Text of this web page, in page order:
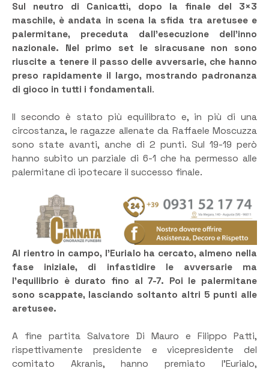
Sul neutro di Canicattì, dopo la finale del 3×3
maschile, è andata in scena la sfida tra aretusee e
palermitane, preceduta dall’esecuzione dell’inno
nazionale. Nel primo set le siracusane non sono
riuscite a tenere il passo delle avversarie, che hanno
preso rapidamente il largo, mostrando padronanza
di gioco in tutti i fondamentali.
Il secondo è stato più equilibrato e, in più di una
circostanza, le ragazze allenate da Raffaele Moscuzza
sono state avanti, anche di 2 punti. Sul 19-19 però
hanno subito un parziale di 6-1 che ha permesso alle
palermitane di ipotecare il successo finale.
Al rientro in campo, l’Eurialo ha cercato, almeno nella
fase iniziale, di infastidire le avversarie ma
l’equilibrio è durato fino al 7-7. Poi le palermitane
sono scappate, lasciando soltanto altri 5 punti alle
aretusee.
A fine partita Salvatore Di Mauro e Filippo Patti,
rispettivamente presidente e vicepresidente del
comitato Akranis, hanno premiato l’Eurialo,